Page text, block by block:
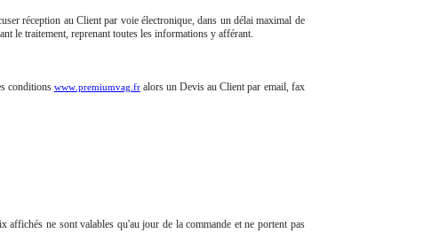
réception au Client par voie électronique, dans un délai maximal de
le traitement, reprenant toutes les informations y afférant.
conditions www.premiumvag.fralors un Devis au Client par email, fax
affichés ne sont valables qu'au jour de la commande et ne portent pas